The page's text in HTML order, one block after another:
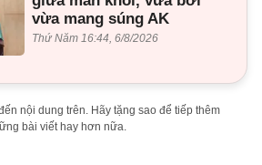
vừa mang súng AK
Thứ Năm 16:44, 6/8/2026
nội dung trên. Hãy tặng sao để tiếp thêm
bài viết hay hơn nữa.